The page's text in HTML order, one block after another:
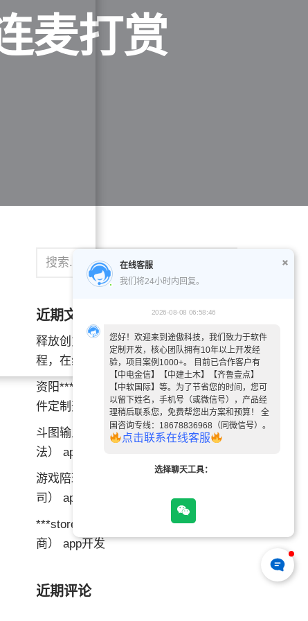
麦打赏
近期文章
释放创意，领略艺术——书画APP小
程，在线书法教育APP全面解析！
资阳***软件定制开发维护（资阳***软
件定制开发维护公司） app开发
斗图输入法***开发（生成斗图的输入
法） app开发
游戏陪玩***开发公司（做游戏陪玩公
司） app开发
***store开发商是什么（苹果***开发
商） app开发
近期评论
在线客服
我们将24小时内回复。
2026-08-08 06:58:46
您好！欢迎来到途傲科技，我们致力于软件
定制开发，核心团队拥有10年以上开发经
验，项目案例1000+。 目前已合作客户有
【中电金信】【中建土木】【齐鲁壹点】
【中软国际】等。为了节省您的时间，您可
以留下姓名，手机号（或微信号），产品经
理稍后联系您，免费帮您出方案和预算！ 全
国咨询专线：18678836968（同微信号）。
点击联系在线客服
选择聊天工具：